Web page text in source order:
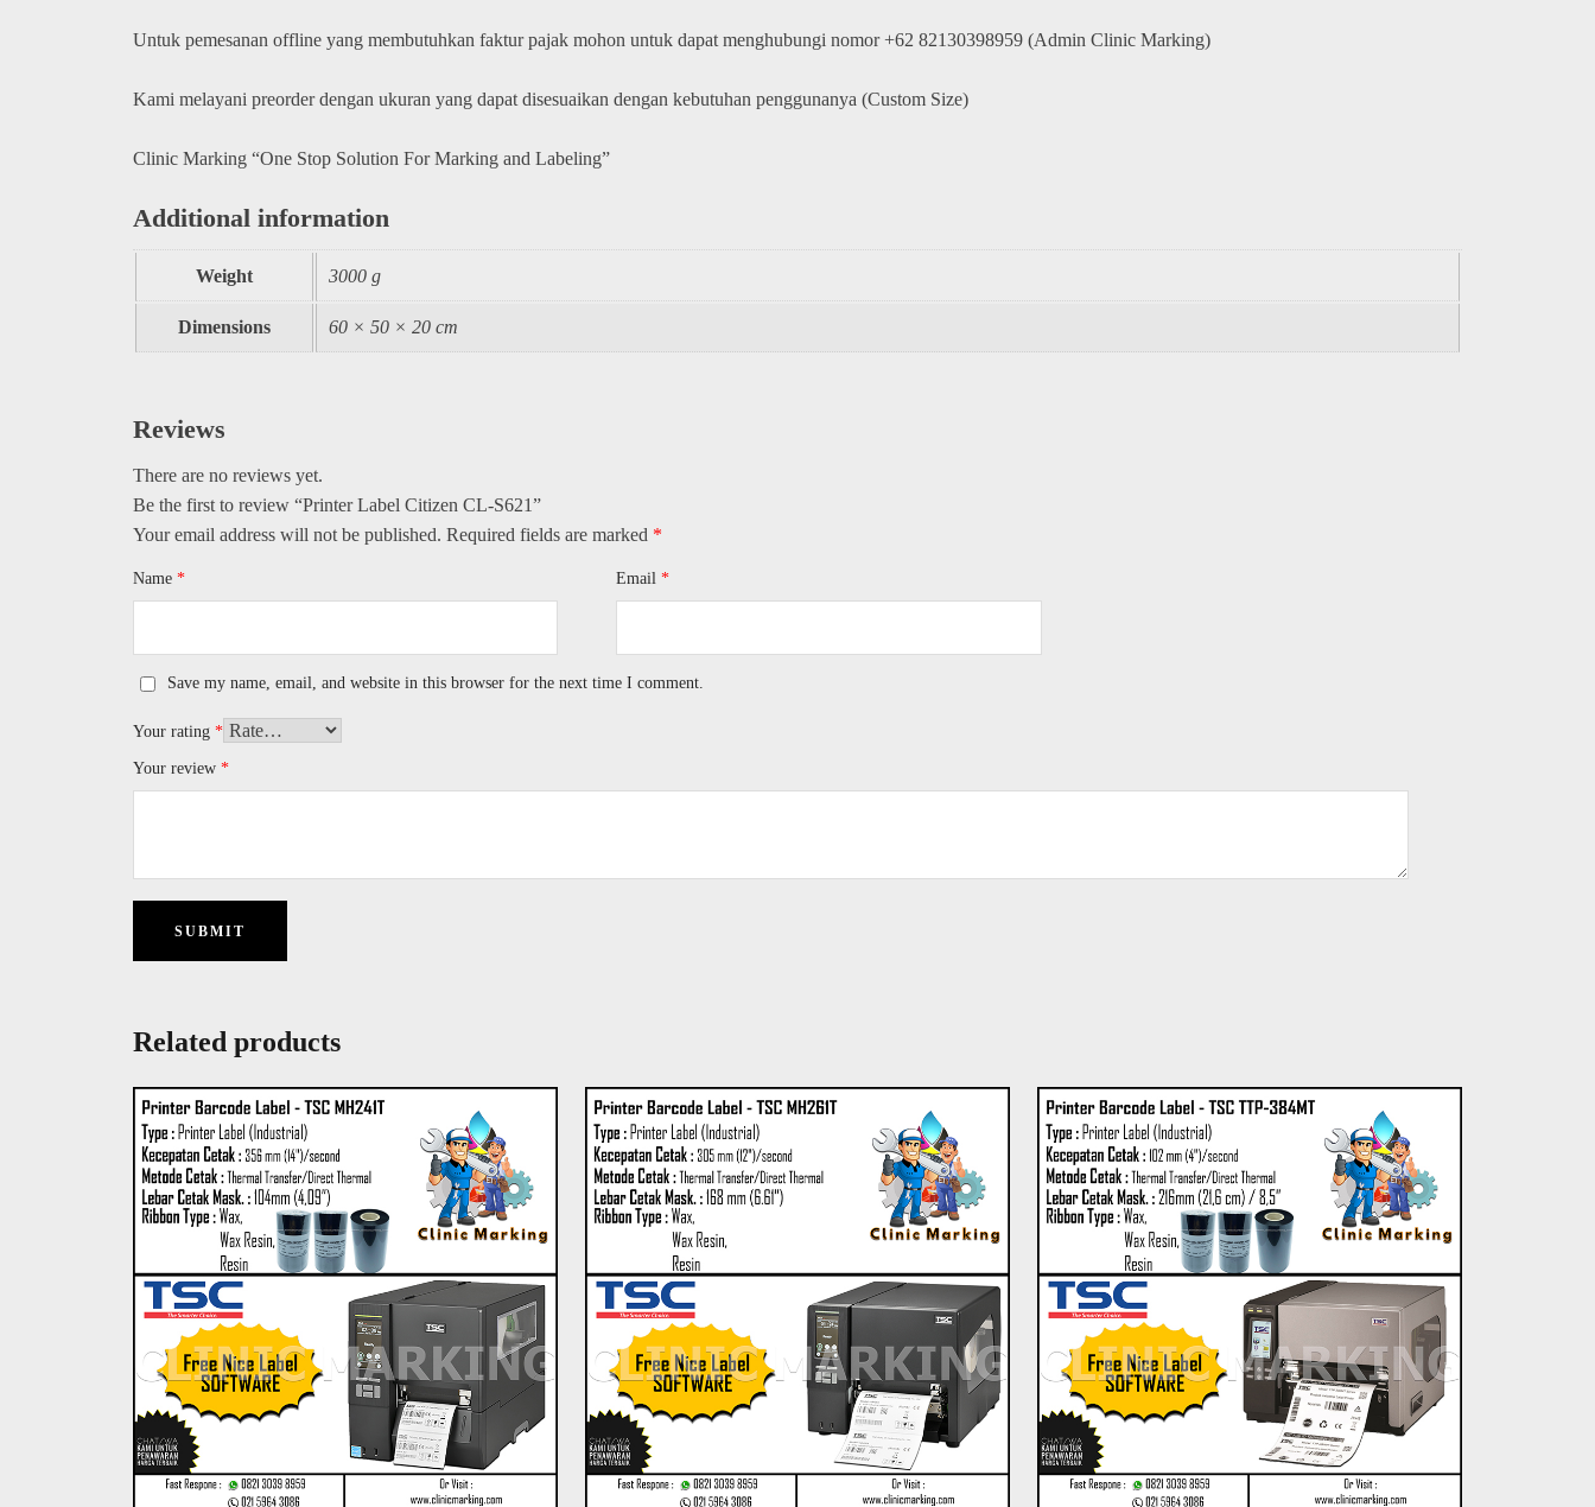
Untuk pemesanan offline yang membutuhkan faktur pajak mohon untuk dapat menghubungi nomor +62 82130398959 (Admin Clinic Marking)
Kami melayani preorder dengan ukuran yang dapat disesuaikan dengan kebutuhan penggunanya (Custom Size)
Clinic Marking “One Stop Solution For Marking and Labeling”
Additional information
Weight 3000 g
Dimensions 60 × 50 × 20 cm
Reviews
There are no reviews yet.
Be the first to review “Printer Label Citizen CL-S621”
Your email address will not be published. Required fields are marked *
Name * Email*
Save my name, email, and website in this browser for the next time I comment.
Your rating *
Your review *
Related products